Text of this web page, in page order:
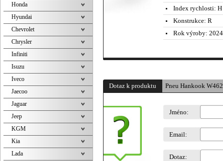
Index rychlosti:
Konstrukce: R
Rok výroby:
Dotaz k produktu Pneu Hankook
Jméno:
Email:
Dotaz:
Honda
Hyundai
Chevrolet
Chrysler
Infiniti
Isuzu
Iveco
Jaecoo
Jaguar
Jeep
KGM
Kia
Lada